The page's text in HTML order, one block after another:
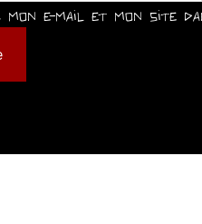
e-mail et mon site